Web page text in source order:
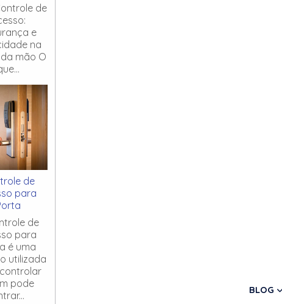
de
e
na
mão O
de
para
de
para
é uma
utilizada
pode
BLOG